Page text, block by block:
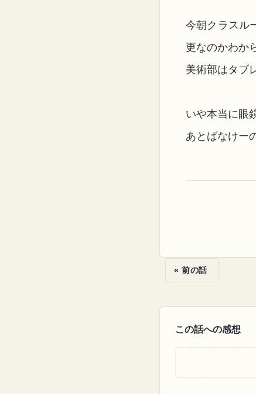
今朝クラスル
更なのかわか
美術部はタブ
いや本当に眼
あとばなけー
« 前の話
この話への感想